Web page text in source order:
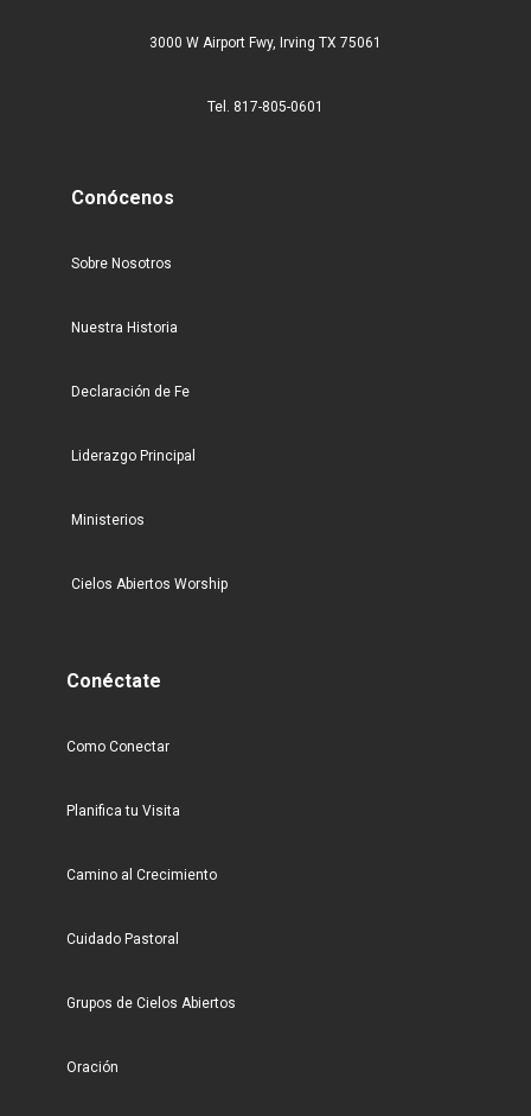
3000 W Airport Fwy, Irving TX 75061
Tel. 817-805-0601
Conócenos
Sobre Nosotros
Nuestra Historia
Declaración de Fe
Liderazgo Principal
Ministerios
Cielos Abiertos Worship
Conéctate
Como Conectar
Planifica tu Visita
Camino al Crecimiento
Cuidado Pastoral
Grupos de Cielos Abiertos
Oración